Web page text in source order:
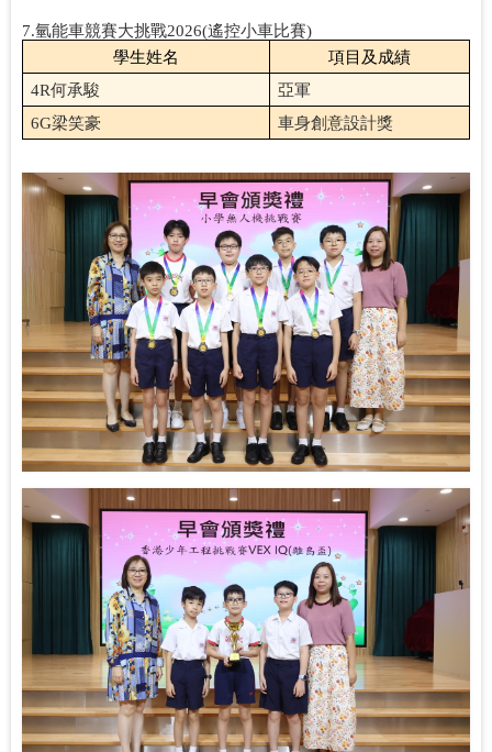
7.氫能車競賽大挑戰2026(遙控小車比賽)
學生姓名
項目及成績
4R何承駿
亞軍
6G梁笑豪 車身創意設計獎